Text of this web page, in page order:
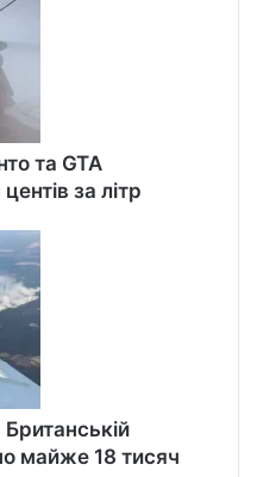
та GTA
за літр
майже 18 тисяч